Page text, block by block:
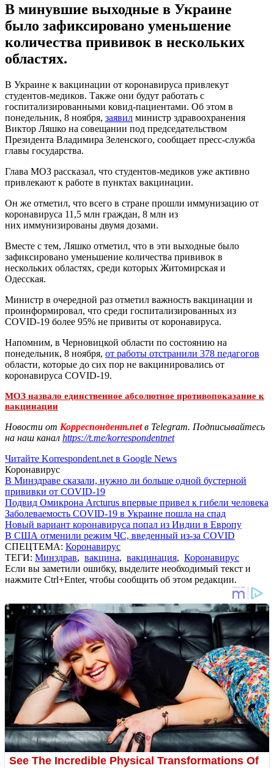
В минувшие выходные в Украине
было зафиксировано уменьшение
количества прививок в нескольких
областях.
В Украине к вакцинации от коронавируса привлекут
студентов-медиков. Также они будут работать с
госпитализированными ковид-пациентами. Об этом в
понедельник, 8 ноября, заявил министр здравоохранения
Виктор Ляшко на совещании под председательством
Президента Владимира Зеленского, сообщает пресс-служба
главы государства.
Глава МОЗ рассказал, что студентов-медиков уже активно
привлекают к работе в пунктах вакцинации.
Он же отметил, что всего в стране прошли иммунизацию от
коронавируса 11,5 млн граждан, 8 млн из
них иммунизированы двумя дозами.
Вместе с тем, Ляшко отметил, что в эти выходные было
зафиксировано уменьшение количества прививок в
нескольких областях, среди которых Житомирская и
Одесская.
Министр в очередной раз отметил важность вакцинации и
проинформировал, что среди госпитализированных из
COVID-19 более 95% не привиты от коронавируса.
Напомним, в Черновицкой области по состоянию на
понедельник, 8 ноября, от работы отстранили 378 педагогов
области, которые до сих пор не вакцинировались от
коронавируса COVID-19.
МОЗ назвало единственное абсолютное противопоказание к
вакцинации
Новости от Корреспондент.netв Telegram. Подписывайтесь
на наш канал https://t.me/korrespondentnet
Читайте Korrespondent.net в Google News
Коронавирус
В Минздраве сказали, нужно ли больше одной бустерной
прививки от COVID-19
Подвид Омикрона Arcturus впервые привел к гибели человека
Заболеваемость COVID-19 в Украине пошла на спад
Новый вариант коронавируса попал из Индии в Европу
В США отменили режим ЧС, введенный из-за COVID
СПЕЦТЕМА: Коронавирус
ТЕГИ: Минздрав, вакцина, вакцинация, Коронавирус
Если вы заметили ошибку, выделите необходимый текст и
нажмите Ctrl+Enter, чтобы сообщить об этом редакции.